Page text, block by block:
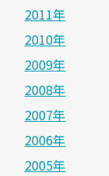
2011年
2010年
2009年
2008年
2007年
2006年
2005年